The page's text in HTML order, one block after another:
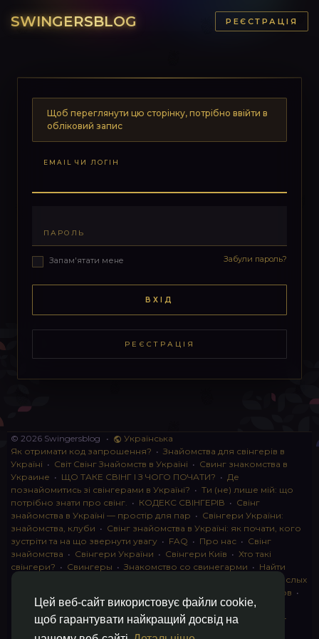
Цей веб-сайт використовує файли cookie,
щоб гарантувати найкращий досвід на
SWINGERSBLOG РЕЄСТРАЦІЯ
Щоб переглянути цю сторінку, потрібно ввійти в
обліковий запис
EMAIL ЧИ ЛОГІН
ПАРОЛЬ
Запам'ятати мене Забули пароль?
ВХІД
РЕЄСТРАЦІЯ
© 2026 Swingersblog •
Українська
Як отримати код запрошення? • Знайомства для свінгерів в
Україні • Світ Свінг Знайомств в Україні • Свинг знакомства в
Украине • ЩО ТАКЕ СВІНГ І З ЧОГО ПОЧАТИ? • Де
познайомитись зі свінгерами в Україні? • Ти (не) лише мій: що
потрібно знати про свінг. • КОДЕКС СВІНГЕРІВ • Свінг
знайомства в Україні — простір для пар • Свінгери України:
знайомства, клуби • Свінг знайомства в Україні: як почати, кого
зустріти та на що звернути увагу • FAQ • Про нас • Свінг
знайомства • Свінгери України • Свінгери Київ • Хто такі
свінгери? • Свингеры • Знакомство со свинегарми • Найти
instagram для взрослых
Клуб свингеров •
Конфіденційність• Правила• Партнерська програма
Свингеры •Свинг-пати•О свингерах откровенно
Свинг-
клуб: что это и как работает